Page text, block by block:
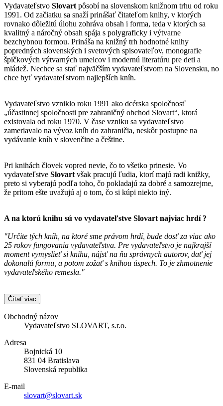
Vydavateľstvo Slovart pôsobí na slovenskom knižnom trhu od roku
1991. Od začiatku sa snaží prinášať čitateľom knihy, v ktorých
rovnako dôležitú úlohu zohráva obsah i forma, teda v ktorých sa
kvalitný a náročný obsah spája s polygraficky i výtvarne
bezchybnou formou. Prináša na knižný trh hodnotné knihy
popredných slovenských i svetových spisovateľov, monografie
špičkových výtvarných umelcov i modernú literatúru pre deti a
mládež. Nechce sa stať najväčším vydavateľstvom na Slovensku, no
chce byť vydavateľstvom najlepších kníh.
Vydavateľstvo vzniklo roku 1991 ako dcérska spoločnosť
„účastinnej spoločnosti pre zahraničný obchod Slovart“, ktorá
existovala od roku 1970. V čase vzniku sa vydavateľstvo
zameriavalo na vývoz kníh do zahraničia, neskôr postupne na
vydávanie kníh v slovenčine a češtine.
Pri knihách človek vopred nevie, čo to všetko prinesie. Vo
vydavateľstve Slovart však pracujú ľudia, ktorí majú radi knižky,
preto si vyberajú podľa toho, čo pokladajú za dobré a samozrejme,
že pritom ešte uvažujú aj o tom, čo si kúpi niekto iný.
A na ktorú knihu sú vo vydavateľstve Slovart najviac hrdí ?
"Určite tých kníh, na ktoré sme právom hrdí, bude dosť za viac ako
25 rokov fungovania vydavateľstva. Pre vydavateľstvo je najkrajší
moment vymyslieť si knihu, nájsť na ňu správnych autorov, dať jej
dokonalú formu, a potom zožať s knihou úspech. To je zhmotnenie
vydavateľského remesla."
Čítať viac
Obchodný názov
Vydavateľstvo SLOVART, s.r.o.
Adresa
Bojnická 10
831 04 Bratislava
Slovenská republika
E-mail
slovart@slovart.sk